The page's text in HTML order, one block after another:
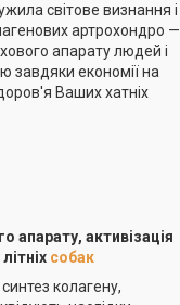
світове визнання і
артрохондро —
апарату людей і
завдяки економії на
Ваших хатніх
апарату, активізація
собак
колагену,